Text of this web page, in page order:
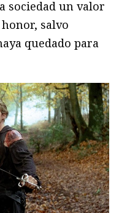
sociedad un valor
salvo
quedado para